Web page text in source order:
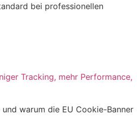
bei professionellen
Tracking, mehr Performance,
warum die EU Cookie-Banner